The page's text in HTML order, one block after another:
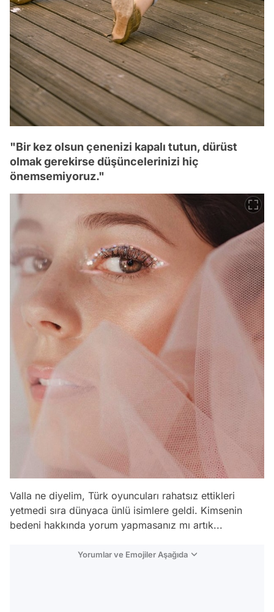
"Bir kez olsun çenenizi kapalı tutun, dürüst
olmak gerekirse düşüncelerinizi hiç
önemsemiyoruz."
Valla ne diyelim, Türk oyuncuları rahatsız ettikleri
yetmedi sıra dünyaca ünlü isimlere geldi. Kimsenin
bedeni hakkında yorum yapmasanız mı artık...
Yorumlar ve Emojiler Aşağıda